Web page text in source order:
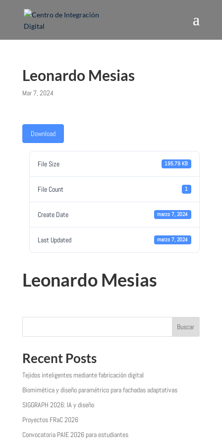
Leonardo Mesias
Mar 7, 2024
Download
File Size 195.79 KB
File Count 1
Create Date marzo 7, 2024
Last Updated marzo 7, 2024
Leonardo Mesias
Buscar
Recent Posts
Tejidos inteligentes mediante fabricación digital
Biomimética y diseño paramétrico para fachadas adaptativas
SIGGRAPH 2026: IA y diseño
Proyectos FRaC 2026
Convocatoria PAIE 2026 para estudiantes